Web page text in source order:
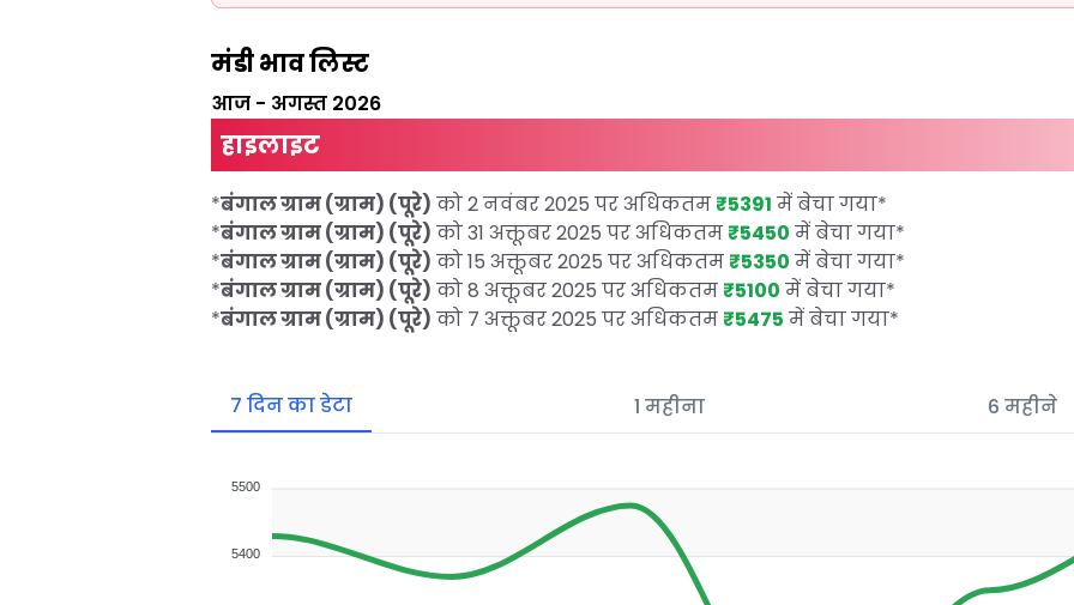
मंडी भाव लिस्ट
आज - अगस्त 2026
हाइलाइट
*बंगाल ग्राम (ग्राम) (पूरे) को 2 नवंबर 2025 पर अधिकतम ₹5391 में बेचा गया*
*बंगाल ग्राम (ग्राम) (पूरे) को 31 अक्तूबर 2025 पर अधिकतम ₹5450 में बेचा गया*
*बंगाल ग्राम (ग्राम) (पूरे) को 15 अक्तूबर 2025 पर अधिकतम ₹5350 में बेचा गया*
*बंगाल ग्राम (ग्राम) (पूरे) को 8 अक्तूबर 2025 पर अधिकतम ₹5100 में बेचा गया*
*बंगाल ग्राम (ग्राम) (पूरे) को 7 अक्तूबर 2025 पर अधिकतम ₹5475 में बेचा गया*
7 दिन का डेटा 1 महीना 6 महीने
5500
5400